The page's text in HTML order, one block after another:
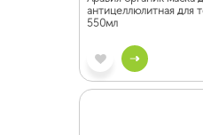
антицеллюлитная для
550мл